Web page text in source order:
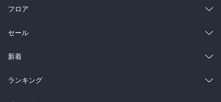
フロア
総合
ラノベ
雑誌・グラビア
BL・TL
セール
総合
ラノベ
新着
総合
ランキング